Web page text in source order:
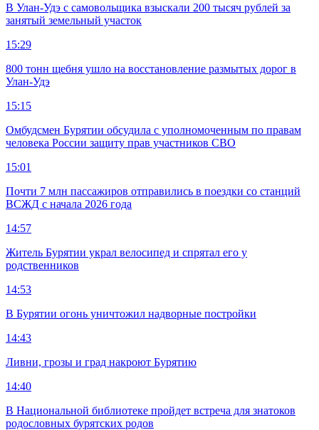
В Улан-Удэ с самовольщика взыскали 200 тысяч рублей за
занятый земельный участок
15:29
800 тонн щебня ушло на восстановление размытых дорог в
Улан-Удэ
15:15
Омбудсмен Бурятии обсудила с уполномоченным по правам
человека России защиту прав участников СВО
15:01
Почти 7 млн пассажиров отправились в поездки со станций
ВСЖД с начала 2026 года
14:57
Житель Бурятии украл велосипед и спрятал его у
родственников
14:53
В Бурятии огонь уничтожил надворные постройки
14:43
Ливни, грозы и град накроют Бурятию
14:40
В Национальной библиотеке пройдет встреча для знатоков
родословных бурятских родов